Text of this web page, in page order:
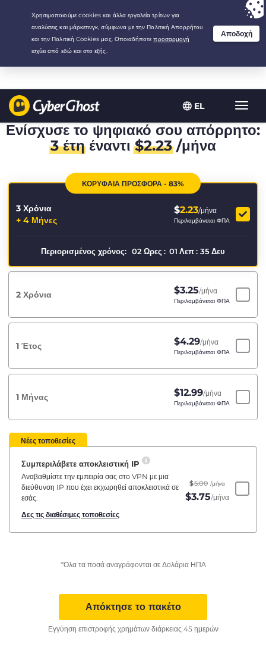
EL
Your choice:The Best Dealfor 3.3333333333333-years at $
/month
Ενίσχυσε το ψηφιακό σου απόρρητο:
3 έτηέναντι$2.23/μήνα
ΚΟΡΥΦΑΙΑ ΠΡΟΣΦΟΡΑ - 83%
3 Χρόνια
+ 4 Μήνες
$2.23/μήνα
Περιλαμβάνεται ΦΠΑ
Περιορισμένος χρόνος: 02 Ωρες : 01 Λεπ: 35Δευ
2 Χρόνια $3.25/μήνα
Περιλαμβάνεται ΦΠΑ
1 Έτος $4.29/μήνα
Περιλαμβάνεται ΦΠΑ
1 Μήνας $12.99/μήνα
Περιλαμβάνεται ΦΠΑ
Νέες τοποθεσίες
Συμπεριλάβετε αποκλειστική IP
Αναβαθμίστε την εμπειρία σας στο VPN με μια
διεύθυνση IP που έχει εκχωρηθεί αποκλειστικά σε
εσάς.
Δες τις διαθέσιμες τοποθεσίες
$5.00 /μήνα
$3.75/μήνα
*Όλα τα ποσά αναγράφονται σε Δολάρια ΗΠΑ
Απόκτησε το πακέτο
Εγγύηση επιστροφής χρημάτων διάρκειας 45 ημερών